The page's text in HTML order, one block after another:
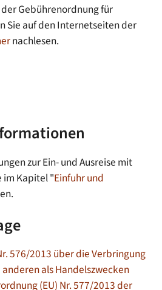
Gebührenordnung für
Sie auf den Internetseiten der
nachlesen.
zur Ein- und Ausreise mit
im Kapitel "Einfuhr und
576/2013 über die Verbringung
als Handelszwecken
(EU) Nr. 577/2013 der